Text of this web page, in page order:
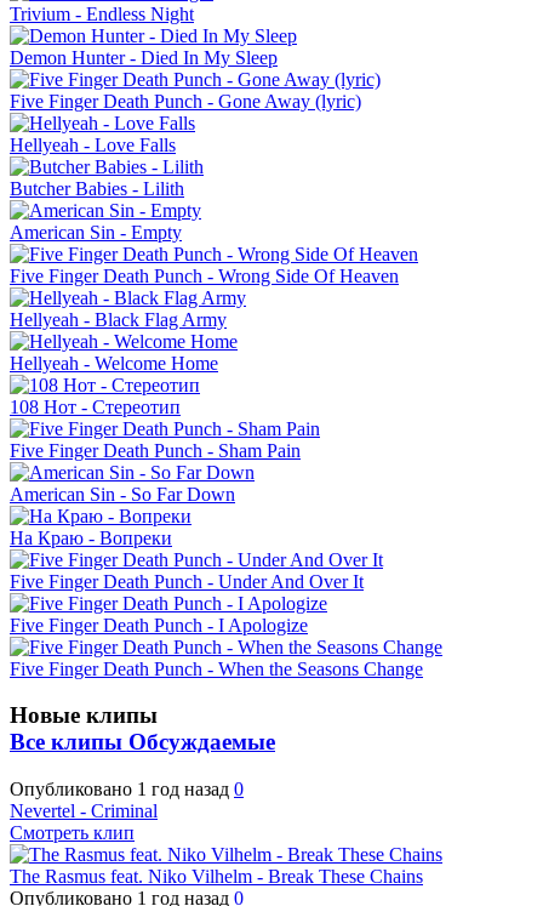
Trivium - Endless Night
Demon Hunter - Died In My Sleep
Five Finger Death Punch - Gone Away (lyric)
Hellyeah - Love Falls
Butcher Babies - Lilith
American Sin - Empty
Five Finger Death Punch - Wrong Side Of Heaven
Hellyeah - Black Flag Army
Hellyeah - Welcome Home
108 Нот - Стереотип
Five Finger Death Punch - Sham Pain
American Sin - So Far Down
На Краю - Вопреки
Five Finger Death Punch - Under And Over It
Five Finger Death Punch - I Apologize
Five Finger Death Punch - When the Seasons Change
Новые клипы
Все клипы Обсуждаемые
Опубликовано 1 год назад 0
Nevertel - Criminal
Смотреть клип
The Rasmus feat. Niko Vilhelm - Break These Chains
Опубликовано 1 год назад 0